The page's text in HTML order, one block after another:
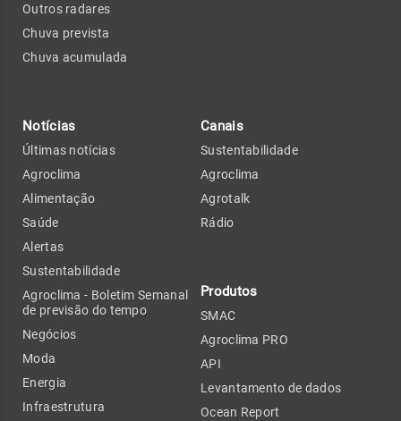
Outros radares
Chuva prevista
Chuva acumulada
Notícias
Últimas notícias
Agroclima
Alimentação
Saúde
Alertas
Sustentabilidade
Agroclima - Boletim Semanal
de previsão do tempo
Negócios
Moda
Energia
Infraestrutura
Canais
Sustentabilidade
Agroclima
Agrotalk
Rádio
Produtos
SMAC
Agroclima PRO
API
Levantamento de dados
Ocean Report